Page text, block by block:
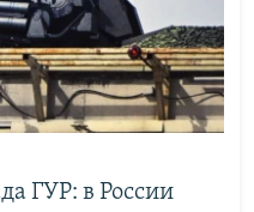
ГУР: в России